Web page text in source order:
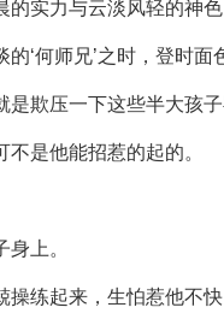
实力与云淡风轻的神色
‘何师兄’之时，登时
欺压一下这些半大孩
是他能招惹的起的。
上。
练起来，生怕惹他不快